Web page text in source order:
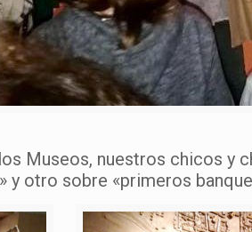
Museos, nuestros chicos y
y otro sobre «primeros